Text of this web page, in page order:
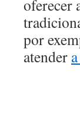
oferecer
por
atender